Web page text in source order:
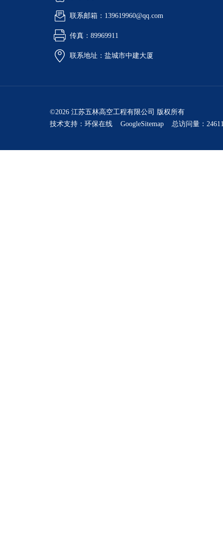
联系邮箱：139619960@qq.com
传真：89969911
联系地址：盐城市中建大厦
©2026 江苏五林高空工程有限公司 版权所有
技术支持： 环保在线 GoogleSitemap 总访问量：